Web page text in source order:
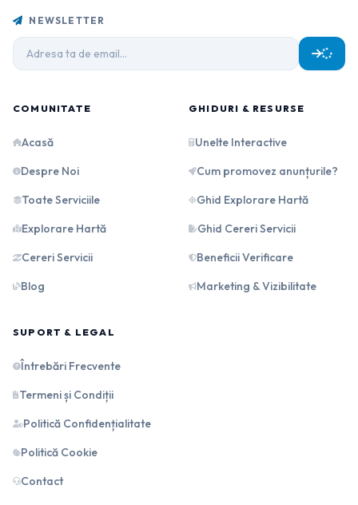
NEWSLETTER
COMUNITATE
Acasă
Despre Noi
Toate Serviciile
Explorare Hartă
Cereri Servicii
Blog
GHIDURI & RESURSE
Unelte Interactive
Cum promovez anunțurile?
Ghid Explorare Hartă
Ghid Cereri Servicii
Beneficii Verificare
Marketing & Vizibilitate
SUPORT & LEGAL
Întrebări Frecvente
Termeni și Condiții
Politică Confidențialitate
Politică Cookie
Contact